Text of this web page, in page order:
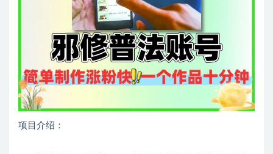
项目介绍：